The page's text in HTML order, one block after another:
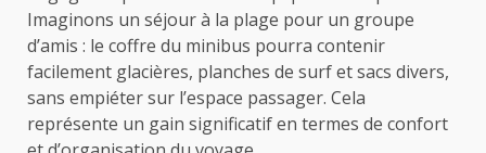
Imaginons un séjour à la plage pour un groupe
d’amis : le coffre du minibus pourra contenir
facilement glacières, planches de surf et sacs divers,
sans empiéter sur l’espace passager. Cela
représente un gain significatif en termes de confort